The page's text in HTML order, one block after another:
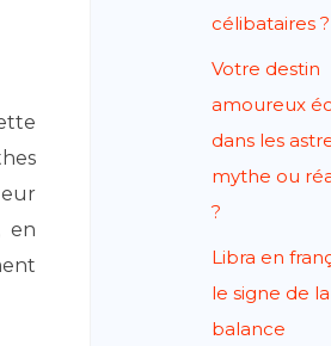
en
célibataires ?
Votre destin
amoureux
dans les
mythe ou
?
Libra en
le signe de la
balance